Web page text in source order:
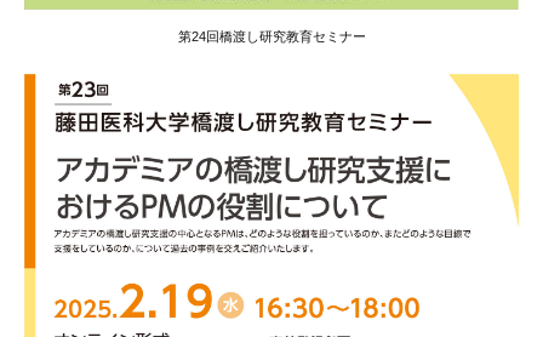
第24回橋渡し研究教育セミナー